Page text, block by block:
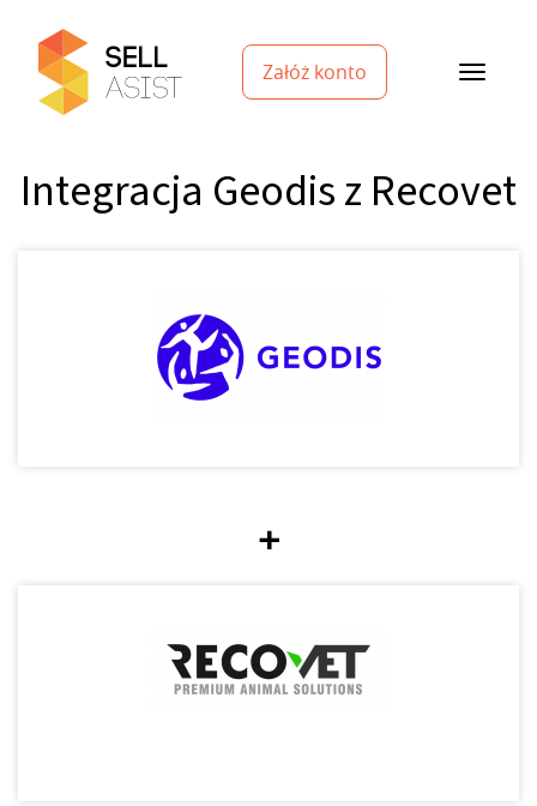
Załóż konto
Integracja Geodis z Recovet
+